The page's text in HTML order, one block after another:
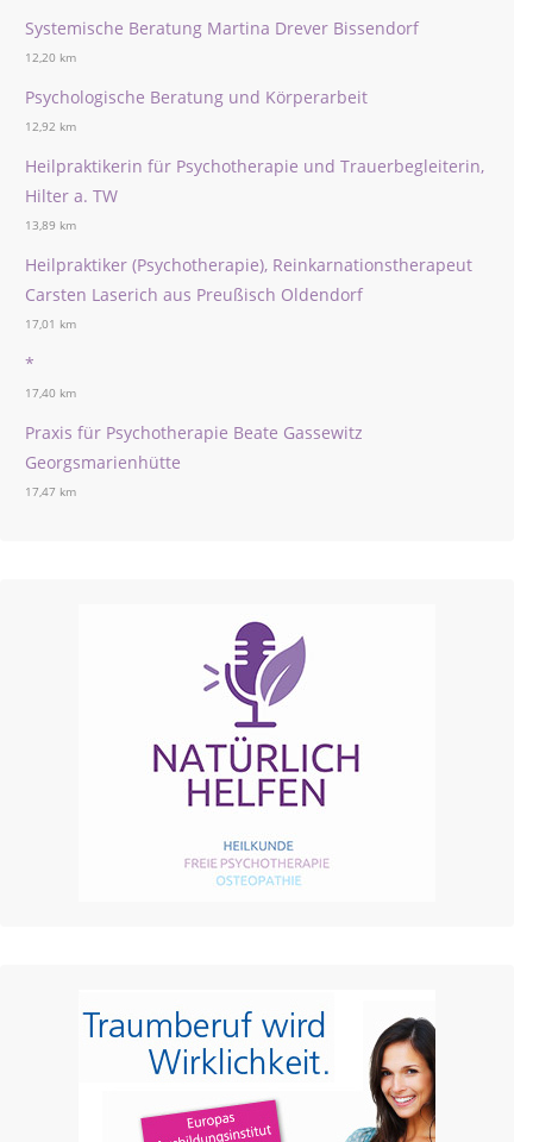
Systemische Beratung Martina Drever Bissendorf
12,20 km
Psychologische Beratung und Körperarbeit
12,92 km
Heilpraktikerin für Psychotherapie und Trauerbegleiterin,
Hilter a. TW
13,89 km
Heilpraktiker (Psychotherapie), Reinkarnationstherapeut
Carsten Laserich aus Preußisch Oldendorf
17,01 km
*
17,40 km
Praxis für Psychotherapie Beate Gassewitz
Georgsmarienhütte
17,47 km